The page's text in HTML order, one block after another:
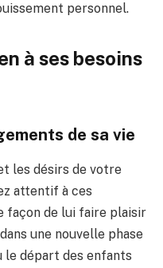
personnel.
à ses besoins
de sa vie
les désirs de votre
attentif à ces
façon de lui faire plaisir
une nouvelle phase
le départ des enfants